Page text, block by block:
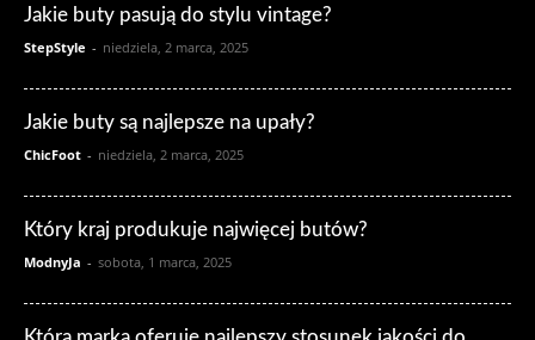
Jakie buty pasują do stylu vintage?
StepStyle - niedziela, 2 marca, 2025
Jakie buty są najlepsze na upały?
ChicFoot - niedziela, 2 marca, 2025
Który kraj produkuje najwięcej butów?
ModnyJa - sobota, 1 marca, 2025